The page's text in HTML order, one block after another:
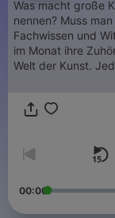
Was macht große
nennen? Muss
Fachwissen und
im Monat ihre
Welt der Kunst.
einer Künstlerin,
Telefonjoker
über Kunst. Er
das Magazin
Auktionshauses
00:00